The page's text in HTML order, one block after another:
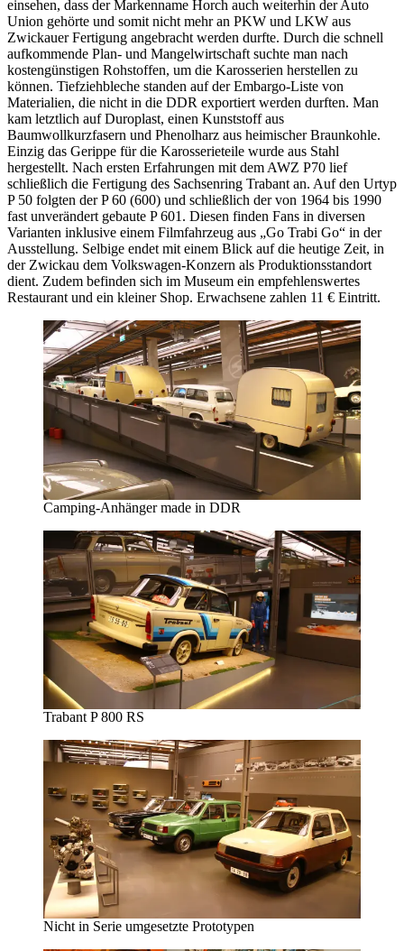
einsehen, dass der Markenname Horch auch weiterhin der Auto
Union gehörte und somit nicht mehr an PKW und LKW aus
Zwickauer Fertigung angebracht werden durfte. Durch die schnell
aufkommende Plan- und Mangelwirtschaft suchte man nach
kostengünstigen Rohstoffen, um die Karosserien herstellen zu
können. Tiefziehbleche standen auf der Embargo-Liste von
Materialien, die nicht in die DDR exportiert werden durften. Man
kam letztlich auf Duroplast, einen Kunststoff aus
Baumwollkurzfasern und Phenolharz aus heimischer Braunkohle.
Einzig das Gerippe für die Karosserieteile wurde aus Stahl
hergestellt. Nach ersten Erfahrungen mit dem AWZ P70 lief
schließlich die Fertigung des Sachsenring Trabant an. Auf den Urtyp
P 50 folgten der P 60 (600) und schließlich der von 1964 bis 1990
fast unverändert gebaute P 601. Diesen finden Fans in diversen
Varianten inklusive einem Filmfahrzeug aus „Go Trabi Go“ in der
Ausstellung. Selbige endet mit einem Blick auf die heutige Zeit, in
der Zwickau dem Volkswagen-Konzern als Produktionsstandort
dient. Zudem befinden sich im Museum ein empfehlenswertes
Restaurant und ein kleiner Shop. Erwachsene zahlen 11 € Eintritt.
Camping-Anhänger made in DDR
Trabant P 800 RS
Nicht in Serie umgesetzte Prototypen